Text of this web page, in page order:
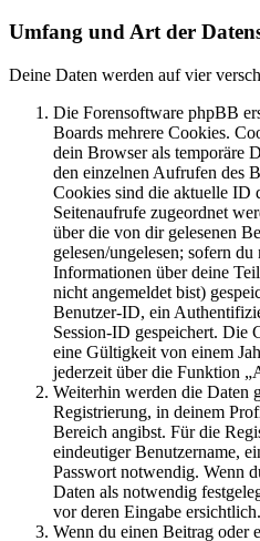
Umfang und Art der
Deine Daten werden auf vier
Die Forensoftware phpBB
Boards mehrere Cookies.
dein Browser als temporäre
den einzelnen Aufrufen des
Cookies sind die aktuelle ID
Seitenaufrufe zugeordnet
über die von dir gelesenen
gelesen/ungelesen; sofern
Informationen über deine
nicht angemeldet bist)
Benutzer-ID, ein
Session-ID gespeichert. Die
eine Gültigkeit von einem
jederzeit über die Funktion
Weiterhin werden die Daten
Registrierung, in deinem
Bereich angibst. Für die
eindeutiger Benutzername,
Passwort notwendig. Wenn
Daten als notwendig
vor deren Eingabe ersichtlich.
Wenn du einen Beitrag oder